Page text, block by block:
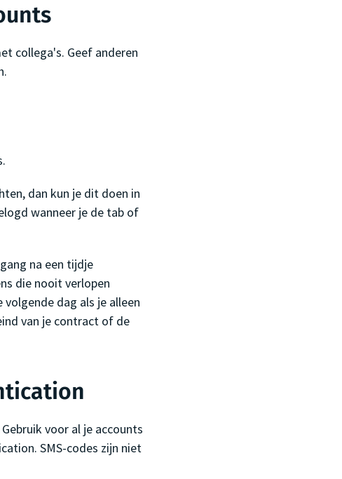
collega's. Geef anderen
dan kun je dit doen in
wanneer je de tab of
na een tijdje
die nooit verlopen
dag als je alleen
van je contract of de
voor al je accounts
SMS-codes zijn niet